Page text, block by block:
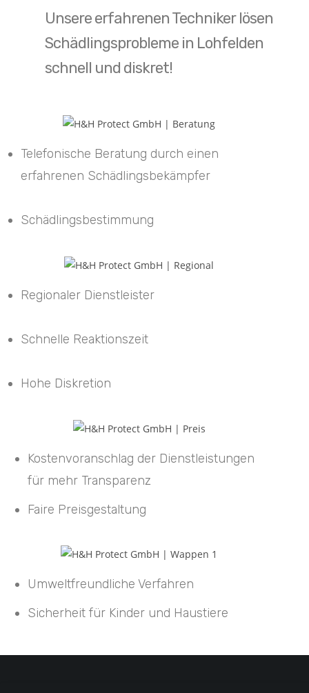
Unsere erfahrenen Techniker lösen
Schädlingsprobleme in Lohfelden
schnell und diskret!
Telefonische Beratung durch einen
erfahrenen Schädlingsbekämpfer
Schädlingsbestimmung
Regionaler Dienstleister
Schnelle Reaktionszeit
Hohe Diskretion
Kostenvoranschlag der Dienstleistungen
für mehr Transparenz
Faire Preisgestaltung
Umweltfreundliche Verfahren
Sicherheit für Kinder und Haustiere